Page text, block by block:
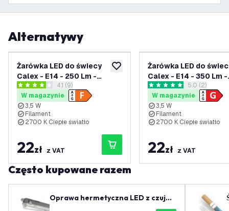
Alternatywy
dodaj do listy życzeń
Żarówka LED do świecy
Calex - E14 - 250 Lm -
Srebrnyotwórz panel recenzji
4.1 Gwiazdki oceny
4.1 (9)
W magazynie
3,5 W
Filament
2700 K Ciepłe światło
22zł z VAT
Żarówka LED do
Calex - E14 - 350 Lm -
Srebrnyotwórz
5 Gwiazdki oceny
5.0 (2)
W magazynie
3,5 W
Filament
2700 K Ciepłe światło
22zł z VAT
Często kupowane razem
Oprawa hermetyczna LED z czujni